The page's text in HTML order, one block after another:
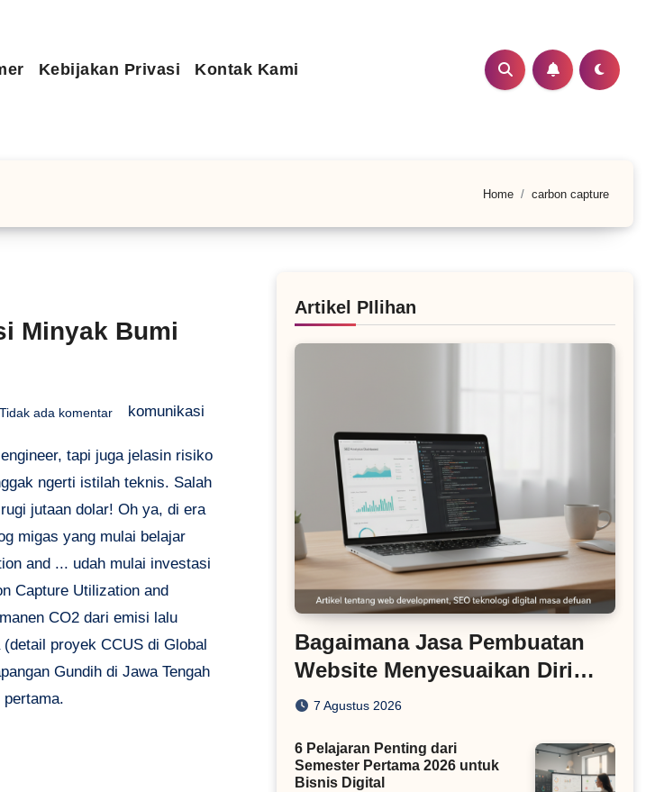
Kebijakan Privasi Kontak Kami
Home carbon capture
Minyak Bumi
Tidak ada komentar komunikasi
tapi juga jelasin risiko
ngerti istilah teknis. Salah
jutaan dolar! Oh ya, di era
migas yang mulai belajar
and ... udah mulai investasi
Capture Utilization and
CO2 dari emisi lalu
proyek CCUS di Global
Gundih di Jawa Tengah
Artikel PIlihan
Bagaimana Jasa Pembuatan
Website Menyesuaikan Diri
dengan Algoritma SEO Masa
7 Agustus 2026
6 Pelajaran Penting dari
Semester Pertama 2026 untuk
Bisnis Digital